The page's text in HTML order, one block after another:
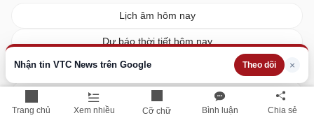
Trang chủ Xem nhiều Cỡ chữ Bình luận Chia sẻ
Nhận tin VTC News trên Google Theo dõi ×
Lịch âm hôm nay
Dự báo thời tiết hôm nay
Giá vàng hôm nay
Giá bạc hôm nay